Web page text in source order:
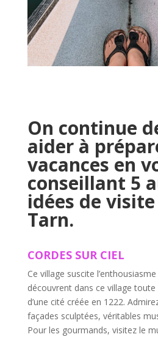
On continue
aider à
vacances en
conseillant 5
idées de
Tarn.
CORDES SUR CIEL
Ce village suscite
découvrent dans ce village
d’une cité créée en 1222.
façades sculptées, véritables
Pour les gourmands, visitez le